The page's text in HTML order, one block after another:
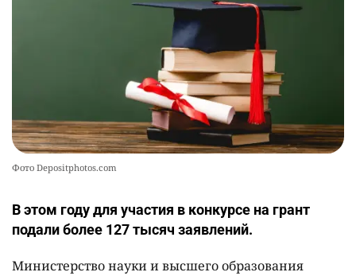
Фото Depositphotos.com
В этом году для участия в конкурсе на грант
подали более 127 тысяч заявлений.
Министерство науки и высшего образования